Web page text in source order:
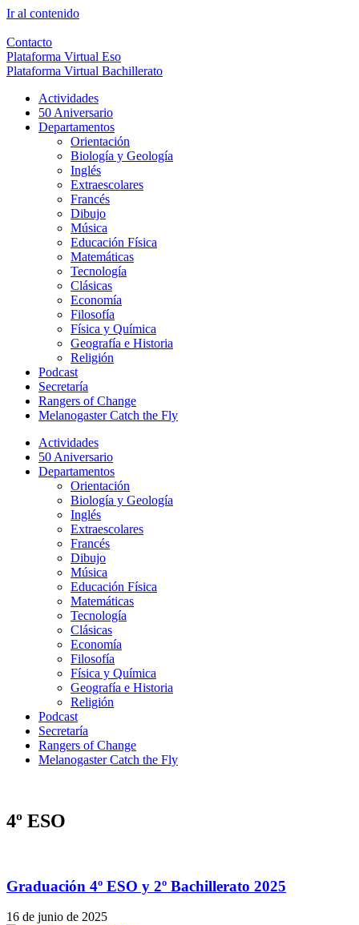
Ir al contenido
Contacto
Plataforma Virtual Eso
Plataforma Virtual Bachillerato
Actividades
50 Aniversario
Departamentos
Orientación
Biología y Geología
Inglés
Extraescolares
Francés
Dibujo
Música
Educación Física
Matemáticas
Tecnología
Clásicas
Economía
Filosofía
Física y Química
Geografía e Historia
Religión
Podcast
Secretaría
Rangers of Change
Melanogaster Catch the Fly
Actividades
50 Aniversario
Departamentos
Orientación
Biología y Geología
Inglés
Extraescolares
Francés
Dibujo
Música
Educación Física
Matemáticas
Tecnología
Clásicas
Economía
Filosofía
Física y Química
Geografía e Historia
Religión
Podcast
Secretaría
Rangers of Change
Melanogaster Catch the Fly
4º ESO
Graduación 4º ESO y 2º Bachillerato 2025
16 de junio de 2025